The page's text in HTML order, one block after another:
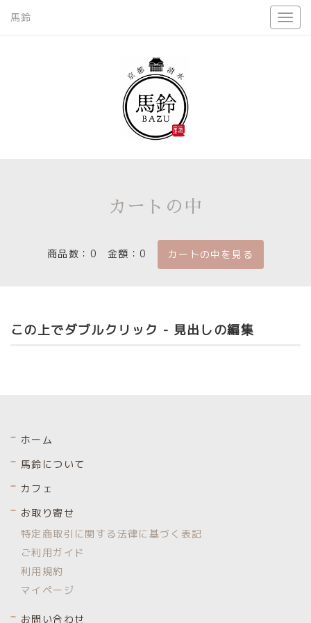
馬鈴
カートの中
商品数：0 金額：0 カートの中を見る
この上でダブルクリック - 見出しの編集
ホーム
馬鈴について
カフェ
お取り寄せ
特定商取引に関する法律に基づく表記
ご利用ガイド
利用規約
マイページ
お問い合わせ